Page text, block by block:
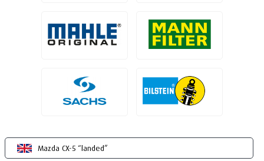
Mazda CX-5 “landed”